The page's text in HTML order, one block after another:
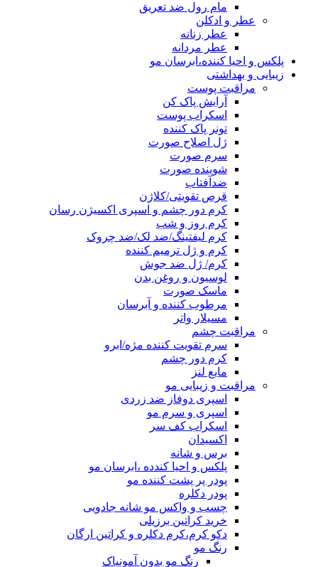
مام رول ضد تعریق
عطر و ادکلن
عطر زنانه
عطر مردانه
پلکس و احیا کننده،ابرسان مو
زیبایی و بهداشتی
مراقبت پوست
آرایش پاک کن
اسکراب پوست
تونر پاک کننده
ژل اصلاح صورت
سرم صورت
شوینده صورت
ضدآفتاب
قرص تقویتی/کلاژن
کرم دور چشم و اسپری اکسیژن رسان
کرم روز و شب
کرم لیفتینگ/ضد لک/ضد چروک
کرم و ژل ترمیم کننده
کرم/ ژل ضد جوش
لوسیون و روغن بدن
ماسک صورت
مرطوب کننده و آبرسان
مسیلار واتر
مراقبت چشم
سرم تقویت کننده مژه/ابرو
کرم دور چشم
مایع لنز
مراقبت و زیبایی مو
اسپری دوفاز ضد زردی
اسپری و سرم مو
اسکراب کف سر
اکسیدان
برس و شانه
پلکس و احیا کندده ،ابرسان مو
پودر پر پشت کننده مو
پودر دکلره
چسب و واکس مو شانه جادویی
خرید کراتین برزیلی
دکو کرم،کرم دکلره و کراتین ارگان
رنگ مو
رنگ مو بدون آمونیاک